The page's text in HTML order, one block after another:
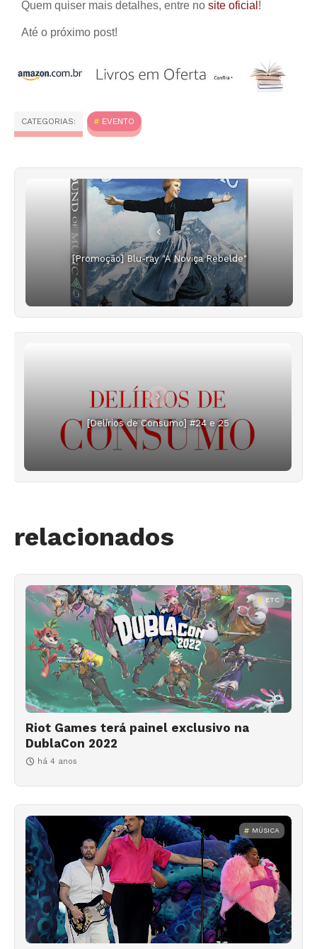
Quem quiser mais detalhes, entre no site oficial !
Até o próximo post!
CATEGORIAS: EVENTO
[Promoção] Blu-ray "A Noviça Rebelde"
[Delírios de Consumo] #24 e 25
relacionados
ETC
Riot Games terá painel exclusivo na
DublaCon 2022
há 4 anos
MÚSICA